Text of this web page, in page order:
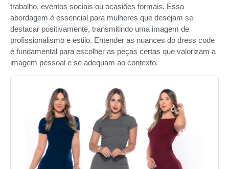
trabalho, eventos sociais ou ocasiões formais. Essa
abordagem é essencial para mulheres que desejam se
destacar positivamente, transmitindo uma imagem de
profissionalismo e estilo. Entender as nuances do dress code
é fundamental para escolher as peças certas que valorizam a
imagem pessoal e se adequam ao contexto.